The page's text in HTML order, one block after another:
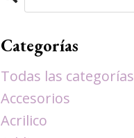
Categorías
Todas las categorías
Accesorios
Acrilico